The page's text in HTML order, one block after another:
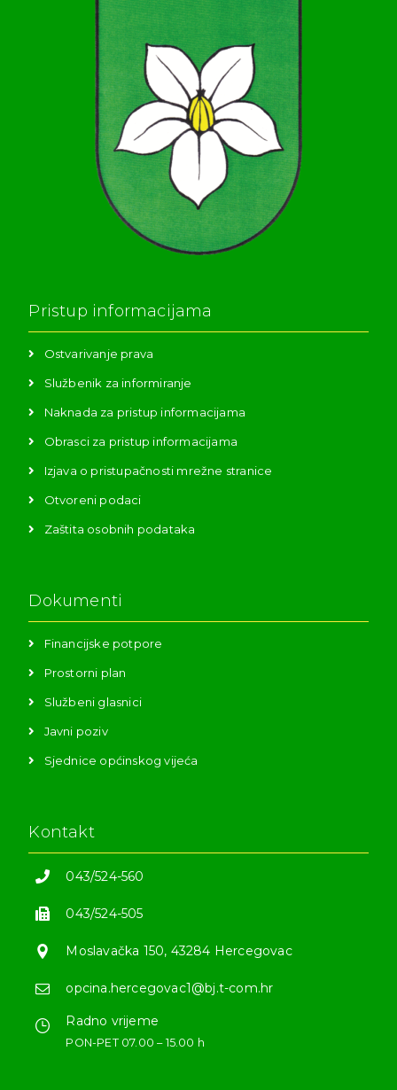
Pristup informacijama
Ostvarivanje prava
Službenik za informiranje
Naknada za pristup informacijama
Obrasci za pristup informacijama
Izjava o pristupačnosti mrežne stranice
Otvoreni podaci
Zaštita osobnih podataka
Dokumenti
Financijske potpore
Prostorni plan
Službeni glasnici
Javni poziv
Sjednice općinskog vijeća
Kontakt
043/524-560
043/524-505
Moslavačka 150, 43284 Hercegovac
opcina.hercegovac1@bj.t-com.hr
Radno vrijeme
PON-PET 07.00 – 15.00 h